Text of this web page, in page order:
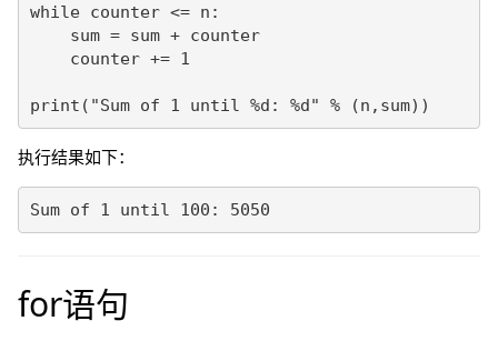
while counter <= n:
sum = sum + counter
counter += 1
print("Sum of 1 until %d: %d" % (n,sum))
执行结果如下：
Sum of 1 until 100: 5050
for语句